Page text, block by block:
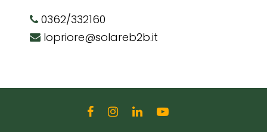
0362/332160
lopriore@solareb2b.it